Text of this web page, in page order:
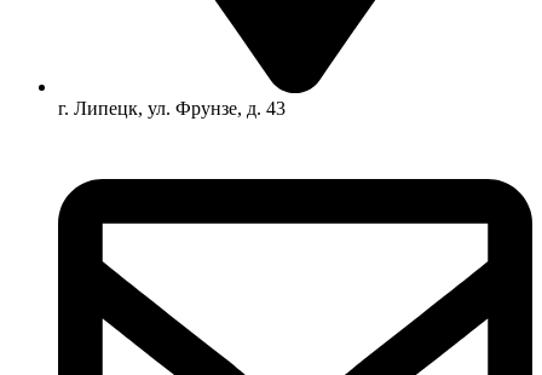
г. Липецк, ул. Фрунзе, д. 43